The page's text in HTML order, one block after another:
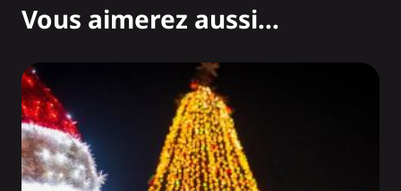
Vous aimerez aussi...